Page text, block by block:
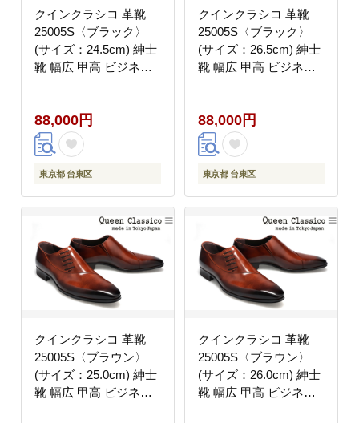
クインクラシコ 革靴
25005S〈ブラック〉
(サイズ：24.5cm) 紳士
靴 幅広 甲高 ビジネス
ポン 牛革
88,000円
東京都 台東区
クインクラシコ 革靴
25005S〈ブラック〉
(サイズ：26.5cm) 紳士
靴 幅広 甲高 ビジネス
ポン 牛革
88,000円
東京都 台東区
クインクラシコ 革靴
25005S〈ブラウン〉
(サイズ：25.0cm) 紳士
靴 幅広 甲高 ビジネス
クインクラシコ 革靴
25005S〈ブラウン〉
(サイズ：26.0cm) 紳士
靴 幅広 甲高 ビジネス